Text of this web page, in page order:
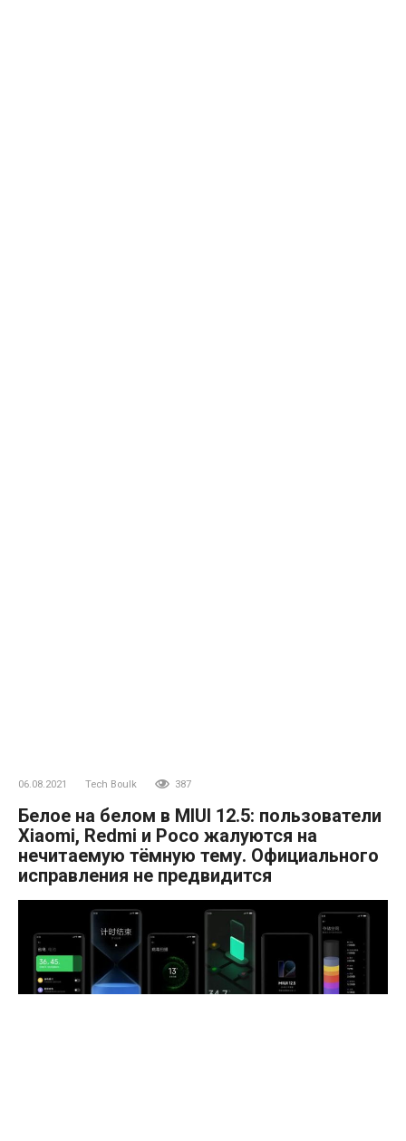
06.08.2021 Tech Boulk 387
Белое на белом в MIUI 12.5: пользователи
Xiaomi, Redmi и Poco жалуются на
нечитаемую тёмную тему. Официального
исправления не предвидится